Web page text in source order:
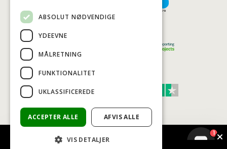
TRUST SCORE 4,7
© COPYRIGHT - BAD&STIL® ApS 2026
ABSOLUT NØDVENDIGE
YDEEVNE
MÅLRETNING
FUNKTIONALITET
UKLASSIFICEREDE
ACCEPTER ALLE AFVIS ALLE
VIS DETALJER
1